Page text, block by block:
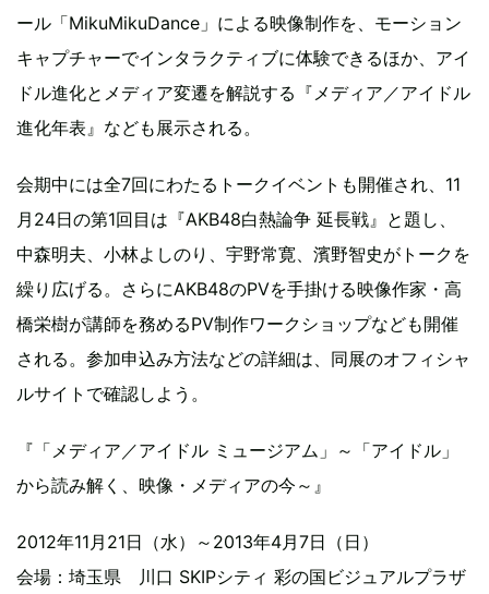
ール「MikuMikuDance」による映像制作を、モーション
キャプチャーでインタラクティブに体験できるほか、アイ
ドル進化とメディア変遷を解説する『メディア／アイドル
進化年表』なども展示される。
会期中には全7回にわたるトークイベントも開催され、11
月24日の第1回目は『AKB48白熱論争 延長戦』と題し、
中森明夫、小林よしのり、宇野常寛、濱野智史がトークを
繰り広げる。さらにAKB48のPVを手掛ける映像作家・高
橋栄樹が講師を務めるPV制作ワークショップなども開催
される。参加申込み方法などの詳細は、同展のオフィシャ
ルサイトで確認しよう。
『「メディア／アイドル ミュージアム」～「アイドル」
から読み解く、映像・メディアの今～』
2012年11月21日（水）～2013年4月7日（日）
会場：埼玉県 川口 SKIPシティ 彩の国ビジュアルプラザ